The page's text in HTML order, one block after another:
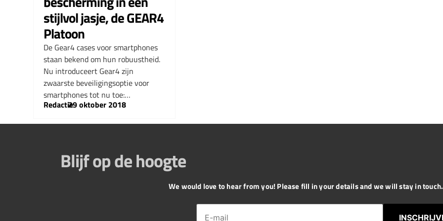
stijlvol jasje, de GEAR4
Platoon
De Gear4 cases voor smartphones
staan bekend om hun robuustheid.
Nu introduceert Gear4 zijn
zwaarste beveiligingsoptie voor
smartphones tot nu toe:…
Redactie
–
29 oktober 2018
Blijf op de hoogte
We would love to hear from you! Please fill in your details and we will stay in